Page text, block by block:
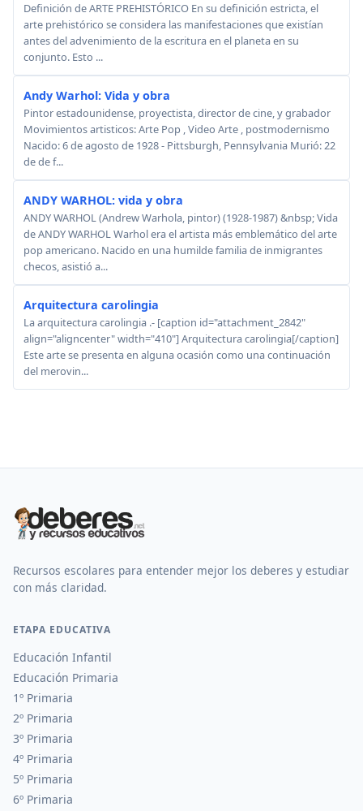
Definición de ARTE PREHISTÓRICO En su definición estricta, el
arte prehistórico se considera las manifestaciones que existían
antes del advenimiento de la escritura en el planeta en su
conjunto. Esto ...
Andy Warhol: Vida y obra
Pintor estadounidense, proyectista, director de cine, y grabador
Movimientos artisticos: Arte Pop , Video Arte , postmodernismo
Nacido: 6 de agosto de 1928 - Pittsburgh, Pennsylvania Murió: 22
de de f...
ANDY WARHOL: vida y obra
ANDY WARHOL (Andrew Warhola, pintor) (1928-1987) &nbsp; Vida
de ANDY WARHOL Warhol era el artista más emblemático del arte
pop americano. Nacido en una humilde familia de inmigrantes
checos, asistió a...
Arquitectura carolingia
La arquitectura carolingia .- [caption id="attachment_2842"
align="aligncenter" width="410"] Arquitectura carolingia[/caption]
Este arte se presenta en alguna ocasión como una continuación
del merovin...
Recursos escolares para entender mejor los deberes y estudiar
con más claridad.
ETAPA EDUCATIVA
Educación Infantil
Educación Primaria
1º Primaria
2º Primaria
3º Primaria
4º Primaria
5º Primaria
6º Primaria